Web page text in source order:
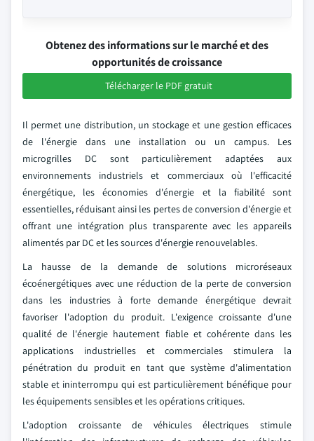
Obtenez des informations sur le marché et des
opportunités de croissance
Télécharger le PDF gratuit
Il permet une distribution, un stockage et une gestion efficaces
de l'énergie dans une installation ou un campus. Les
microgrilles DC sont particulièrement adaptées aux
environnements industriels et commerciaux où l'efficacité
énergétique, les économies d'énergie et la fiabilité sont
essentielles, réduisant ainsi les pertes de conversion d'énergie et
offrant une intégration plus transparente avec les appareils
alimentés par DC et les sources d'énergie renouvelables.
La hausse de la demande de solutions microréseaux
écoénergétiques avec une réduction de la perte de conversion
dans les industries à forte demande énergétique devrait
favoriser l'adoption du produit. L'exigence croissante d'une
qualité de l'énergie hautement fiable et cohérente dans les
applications industrielles et commerciales stimulera la
pénétration du produit en tant que système d'alimentation
stable et ininterrompu qui est particulièrement bénéfique pour
les équipements sensibles et les opérations critiques.
L'adoption croissante de véhicules électriques stimule